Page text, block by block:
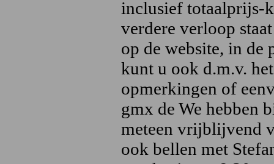
inclusief totaalprijs-
verdere verloop
op de website, in
kunt u ook d.m.v.
opmerkingen of
gmx de We hebben
meteen vrijblijvend
ook bellen met